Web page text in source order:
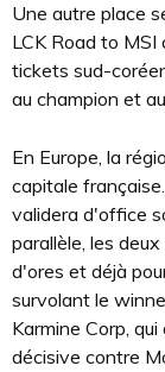
Une autre place
LCK Road to MSI
tickets sud-
au champion et
En Europe, la
capitale
validera d'office
parallèle, les
d'ores et déjà
survolant le
Karmine Corp,
décisive contre